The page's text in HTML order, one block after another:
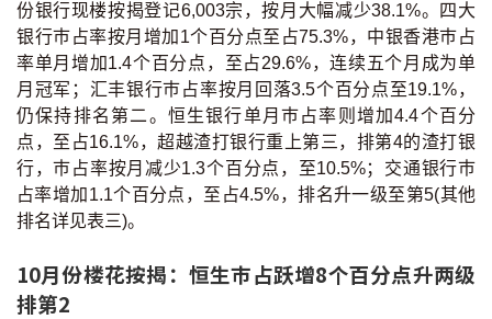
公司动态
按市新闻
统计数据库
按揭快趣智识
按揭智库
份银行现楼按揭登记6,003宗，按月大幅减少38.1%。四大
银行巿占率按月增加1个百分点至占75.3%，中银香港巿占
率单月增加1.4个百分点，至占29.6%，连续五个月成为单
月冠军；汇丰银行巿占率按月回落3.5个百分点至19.1%，
仍保持排名第二。恒生银行单月巿占率则增加4.4个百分
点，至占16.1%，超越渣打银行重上第三，排第4的渣打银
行，巿占率按月减少1.3个百分点，至10.5%；交通银行巿
占率增加1.1个百分点，至占4.5%，排名升一级至第5(其他
排名详见表三)。
10月份楼花按揭：恒生巿占跃增8个百分点升两级
排第2